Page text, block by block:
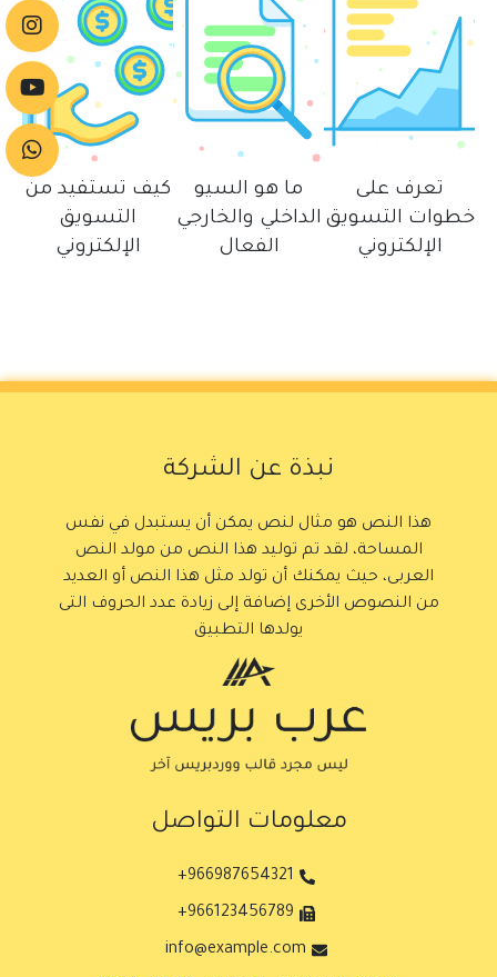
تعرف على
خطوات التسويق
الإلكتروني
ما هو السيو
الداخلي والخارجي
الفعال
كيف تستفيد من
التسويق
الإلكتروني
نبذة عن الشركة
هذا النص هو مثال لنص يمكن أن يستبدل في نفس
المساحة، لقد تم توليد هذا النص من مولد النص
العربى، حيث يمكنك أن تولد مثل هذا النص أو العديد
من النصوص الأخرى إضافة إلى زيادة عدد الحروف التى
يولدها التطبيق
معلومات التواصل
966987654321+
966123456789+
info@example.com